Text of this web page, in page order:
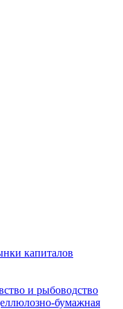
капиталов
и рыбоводство
бумажная